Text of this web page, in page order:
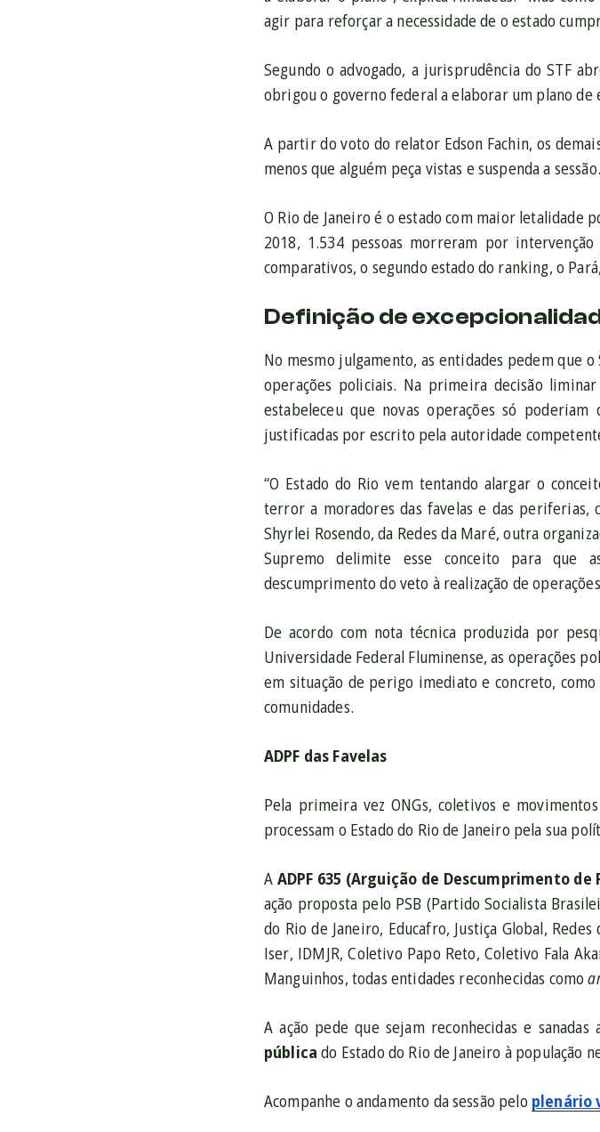
agir para reforçar a necessidade de o estado
Segundo o advogado, a jurisprudência do STF
obrigou o governo federal a elaborar um plano de
A partir do voto do relator Edson Fachin, os
menos que alguém peça vistas e suspenda a sessão.
O Rio de Janeiro é o estado com maior letalidade
2018, 1.534 pessoas morreram por
comparativos, o segundo estado do ranking, o
Definição de
No mesmo julgamento, as entidades pedem que
operações policiais. Na primeira decisão
estabeleceu que novas operações só
justificadas por escrito pela autoridade
“O Estado do Rio vem tentando alargar o
terror a moradores das favelas e das periferias,
Shyrlei Rosendo, da Redes da Maré, outra
Supremo delimite esse conceito para que
descumprimento do veto à realização de
De acordo com nota técnica produzida por
Universidade Federal Fluminense, as operações
em situação de perigo imediato e concreto,
comunidades.
ADPF das Favelas
Pela primeira vez ONGs, coletivos e
processam o Estado do Rio de Janeiro pela sua
A ADPF 635 (Arguição de Descumprimento
ação proposta pelo PSB (Partido Socialista
do Rio de Janeiro, Educafro, Justiça Global,
Iser, IDMJR, Coletivo Papo Reto, Coletivo Fala
Manguinhos, todas entidades reconhecidas como
A ação pede que sejam reconhecidas e sanadas
pública do Estado do Rio de Janeiro à população
Acompanhe o andamento da sessão pelo plenário